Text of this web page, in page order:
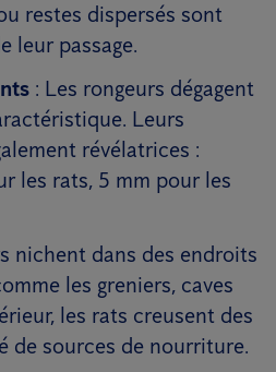
restes dispersés sont
leur passage.
: Les rongeurs dégagent
Leurs
révélatrices :
les rats, 5 mm pour les
nichent dans des endroits
les greniers, caves
les rats creusent des
de sources de nourriture.